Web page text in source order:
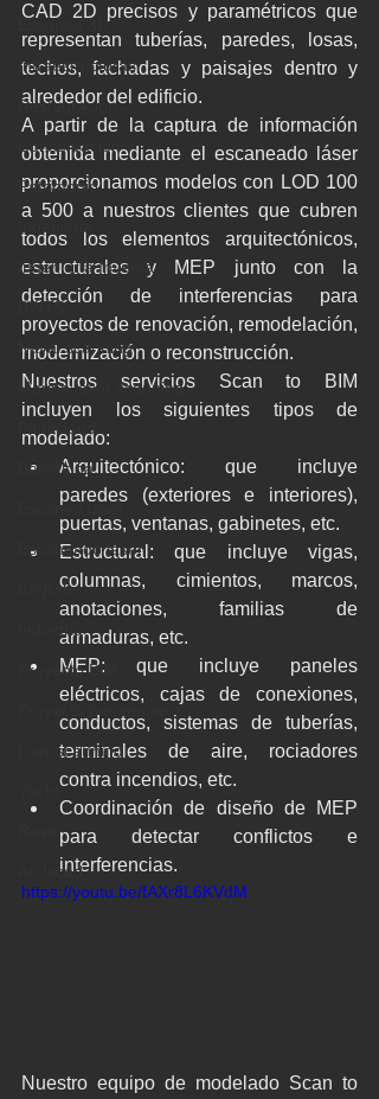
Escaneo 3D
Infraestructuras
Restauración
Conservación
Patrimonio
Ingeniería Inversa
BWTS
Naval scanning
Marine laser scanning
Pointcloud
Barcelona
Escaneo laser
Escaneado láser
English
Industria
Proyecto BIM
Lser scanning
Archicad
CAD 2D precisos y paramétricos que
representan tuberías, paredes, losas,
techos, fachadas y paisajes dentro y
alrededor del edificio.
A partir de la captura de información
obtenida mediante el escaneado láser
proporcionamos modelos con LOD 100
a 500 a nuestros clientes que cubren
todos los elementos arquitectónicos,
estructurales y MEP junto con la
detección de interferencias para
proyectos de renovación, remodelación,
modernización o reconstrucción.
Nuestros servicios Scan to BIM
incluyen los siguientes tipos de
modelado:
Arquitectónico: que incluye
paredes (exteriores e interiores),
puertas, ventanas, gabinetes, etc.
Estructural: que incluye vigas,
columnas, cimientos, marcos,
anotaciones, familias de
armaduras, etc.
MEP: que incluye paneles
eléctricos, cajas de conexiones,
conductos, sistemas de tuberías,
terminales de aire, rociadores
contra incendios, etc.
Coordinación de diseño de MEP
para detectar conflictos e
interferencias.
https://youtu.be/fAXr8L6KVdM
Nuestro equipo de modelado Scan to